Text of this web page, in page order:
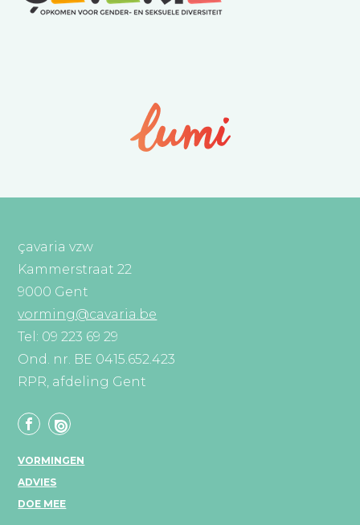
çavaria vzw
Kammerstraat 22
9000 Gent
vorming@cavaria.be
Tel: 09 223 69 29
Ond. nr. BE 0415.652.423
RPR, afdeling Gent
VORMINGEN
ADVIES
DOE MEE